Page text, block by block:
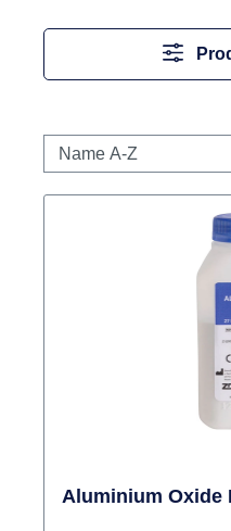
Aluminium Oxide